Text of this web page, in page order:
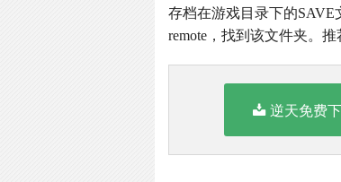
存档在游戏目录下的SAVE
remote，找到该文件夹。
逆天免费